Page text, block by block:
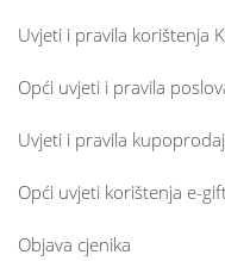
Uvjeti i pravila korištenja
Opći uvjeti i pravila
Uvjeti i pravila
Opći uvjeti korištenja e-
Objava cjenika